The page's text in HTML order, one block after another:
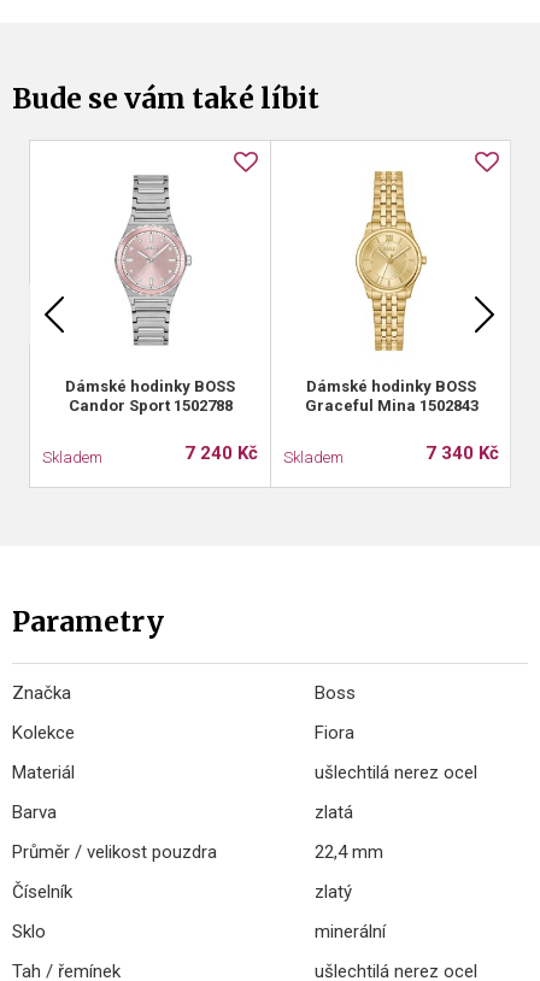
Bude se vám také líbit
Dámské hodinky BOSS
Candor Sport 1502788
Skladem 7 240 Kč
Dámské hodinky BOSS
Graceful Mina 1502843
Skladem 7 340 Kč
Parametry
Značka
Boss
Kolekce
Fiora
Materiál
ušlechtilá nerez ocel
Barva
zlatá
Průměr / velikost pouzdra
22,4 mm
Číselník
zlatý
Sklo
minerální
Tah / řemínek
ušlechtilá nerez ocel